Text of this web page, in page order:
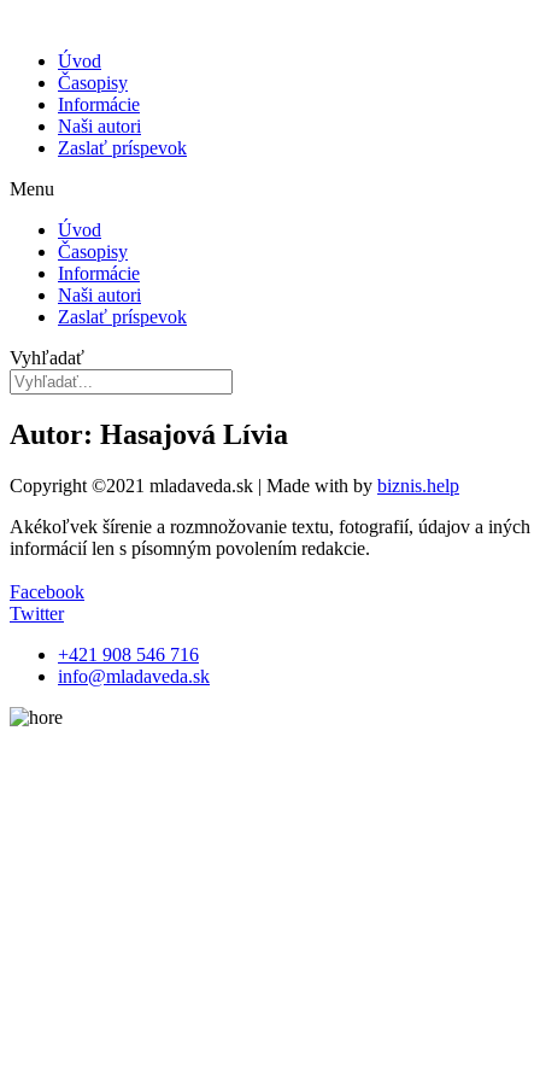
Úvod
Časopisy
Informácie
Naši autori
Zaslať príspevok
Menu
Úvod
Časopisy
Informácie
Naši autori
Zaslať príspevok
Vyhľadať
Autor: Hasajová Lívia
Copyright ©2021 mladaveda.sk | Made with by biznis.help
Akékoľvek šírenie a rozmnožovanie textu, fotografií, údajov a iných
informácií len s písomným povolením redakcie.
Facebook
Twitter
+421 908 546 716
info@mladaveda.sk